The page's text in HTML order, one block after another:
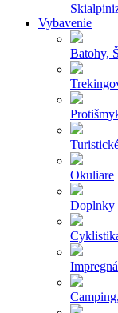
Vybavenie
Batohy,
Okuliare
Doplnky